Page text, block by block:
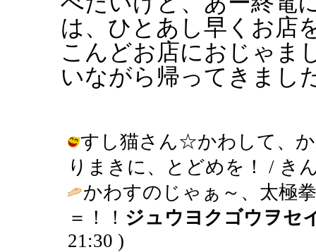
は、ひとあし早くお店
こんどお店におじゃま
いながら帰ってきまし
すし猫さん☆かわして、
りまきに、とどめを！ / き
かわすのじゃぁ～、太極
＝！！ ジュウヨクゴウヲセ
21:30 )